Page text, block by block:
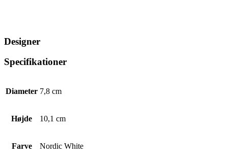
Designer
Specifikationer
Diameter 7,8 cm
Højde 10,1 cm
Farve Nordic White